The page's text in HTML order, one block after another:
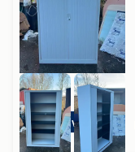
Incl levering